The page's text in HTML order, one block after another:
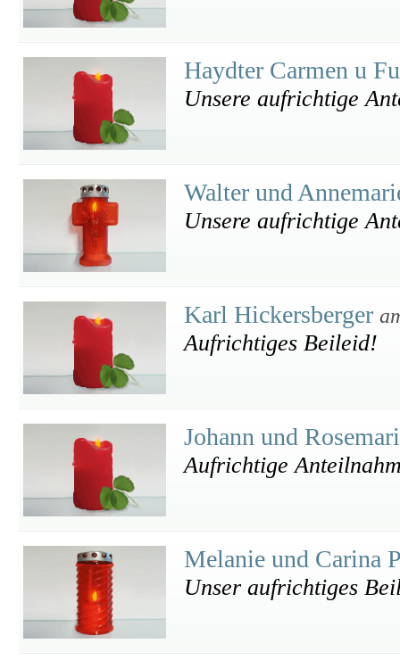
Haydter Carmen u
Unsere aufrichtige
Walter und
Unsere aufrichtige
Karl Hickersberger
Aufrichtiges Beileid!
Johann und
Aufrichtige
Melanie und Carina
Unser aufrichtiges